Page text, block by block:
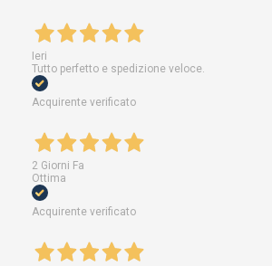
Ieri
Tutto perfetto e spedizione veloce.
Acquirente verificato
2 Giorni Fa
Ottima
Acquirente verificato